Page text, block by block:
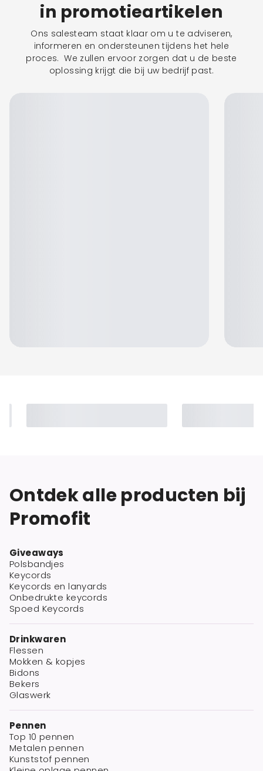
in promotieartikelen
Ons salesteam staat klaar om u te adviseren,
informeren en ondersteunen tijdens het hele
proces. We zullen ervoor zorgen dat u de beste
oplossing krijgt die bij uw bedrijf past.
Ontdek alle producten bij
Promofit
Giveaways
Polsbandjes
Keycords
Keycords en lanyards
Onbedrukte keycords
Spoed Keycords
Drinkwaren
Flessen
Mokken & kopjes
Bidons
Bekers
Glaswerk
Pennen
Top 10 pennen
Metalen pennen
Kunststof pennen